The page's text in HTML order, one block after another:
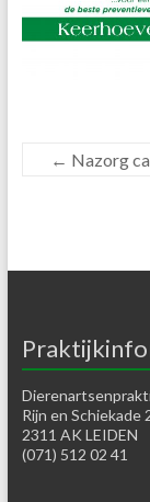
← Nazorg
Rijn en Schiekade
2311 AK LEIDEN
(071) 512 02 41